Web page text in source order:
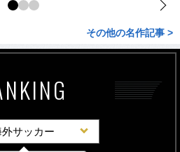
その他の名作記事 >
外サッカー